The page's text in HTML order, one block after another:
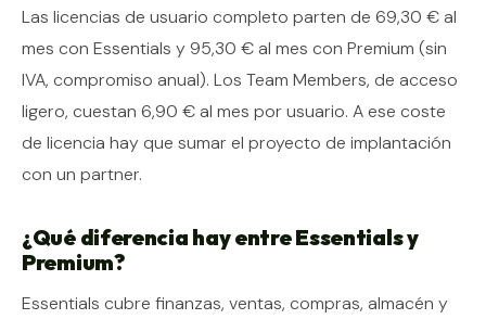
Las licencias de usuario completo parten de 69,30 € al
mes con Essentials y 95,30 € al mes con Premium (sin
IVA, compromiso anual). Los Team Members, de acceso
ligero, cuestan 6,90 € al mes por usuario. A ese coste
de licencia hay que sumar el proyecto de implantación
con un partner.
¿Qué diferencia hay entre Essentials y
Premium?
Essentials cubre finanzas, ventas, compras, almacén y